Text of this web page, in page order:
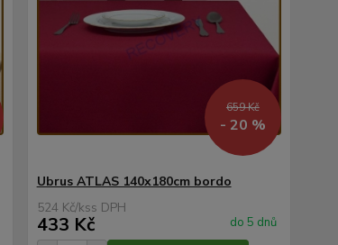
659 Kč
- 20 %
Ubrus ATLAS 140x180cm bordo
524 Kč/ks
433 Kč do 5 dnů